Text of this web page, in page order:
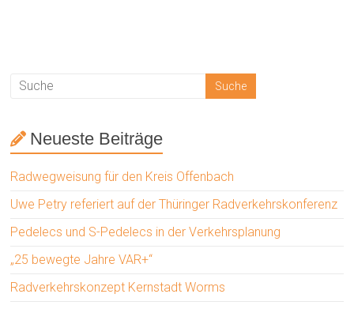
Neueste Beiträge
Radwegweisung für den Kreis Offenbach
Uwe Petry referiert auf der Thüringer Radverkehrskonferenz
Pedelecs und S-Pedelecs in der Verkehrsplanung
„25 bewegte Jahre VAR+“
Radverkehrskonzept Kernstadt Worms